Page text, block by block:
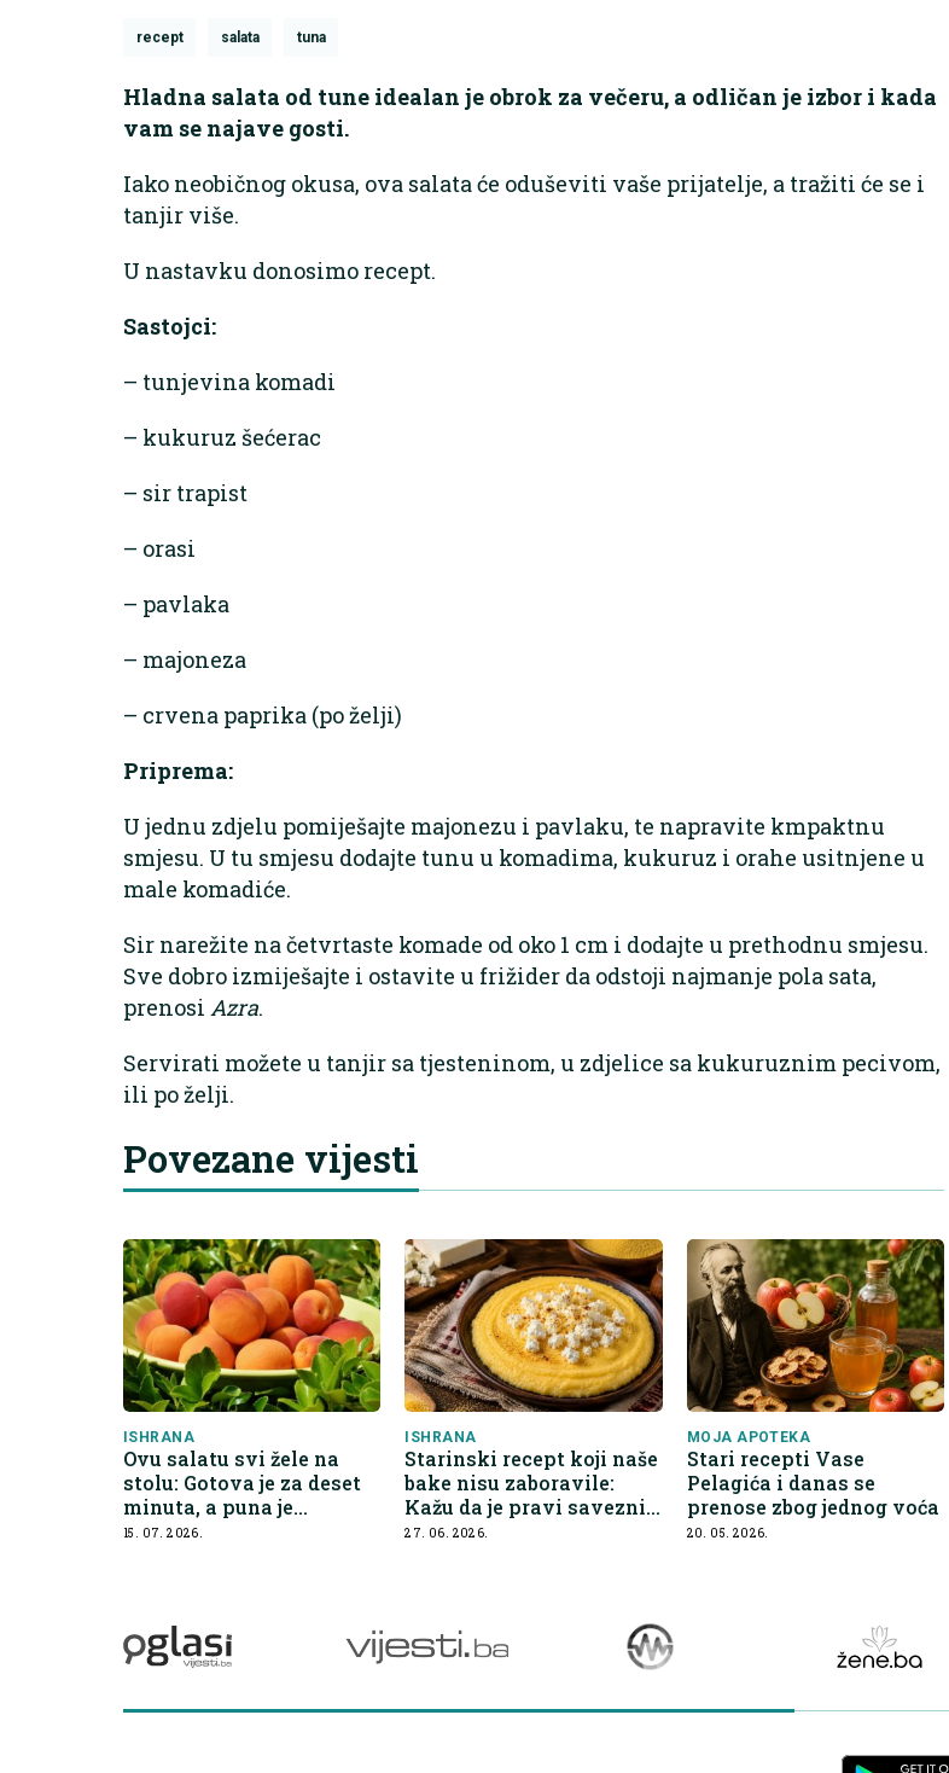
recept salata tuna
Hladna salata od tune idealan je obrok za večeru, a odličan je izbor i kada
vam se najave gosti.
Iako neobičnog okusa, ova salata će oduševiti vaše prijatelje, a tražiti će se i
tanjir više.
U nastavku donosimo recept.
Sastojci:
– tunjevina komadi
– kukuruz šećerac
– sir trapist
– orasi
– pavlaka
– majoneza
– crvena paprika (po želji)
Priprema:
U jednu zdjelu pomiješajte majonezu i pavlaku, te napravite kmpaktnu
smjesu. U tu smjesu dodajte tunu u komadima, kukuruz i orahe usitnjene u
male komadiće.
Sir narežite na četvrtaste komade od oko 1 cm i dodajte u prethodnu smjesu.
Sve dobro izmiješajte i ostavite u frižider da odstoji najmanje pola sata,
prenosi Azra.
Servirati možete u tanjir sa tjesteninom, u zdjelice sa kukuruznim pecivom,
ili po želji.
Povezane vijesti
ISHRANA
Ovu salatu svi žele na
stolu: Gotova je za deset
minuta, a puna je
nutrijenata koji čuvaju
15. 07. 2026.
ISHRANA
Starinski recept koji naše
bake nisu zaboravile:
Kažu da je pravi saveznik
zdravih crijeva
27. 06. 2026.
MOJA APOTEKA
Stari recepti Vase
Pelagića i danas se
prenose zbog jednog voća
20. 05. 2026.